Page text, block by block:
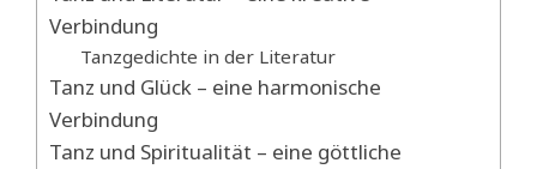
Verbindung
Tanzgedichte in der Literatur
Tanz und Glück – eine harmonische
Verbindung
Tanz und Spiritualität – eine göttliche